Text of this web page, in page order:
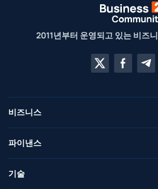
2011년부터 운영되고 있는 비즈
비즈니스
파이낸스
기술